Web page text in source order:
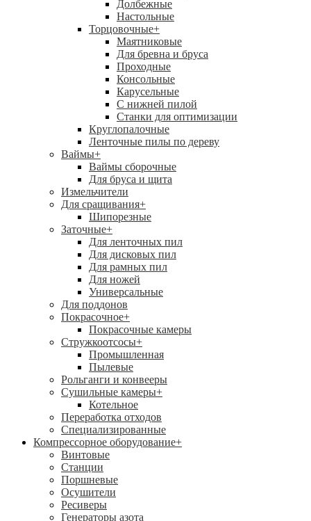
Долбежные
Настольные
Торцовочные+
Маятниковые
Для бревна и бруса
Проходные
Консольные
Карусельные
С нижней пилой
Станки для оптимизации
Круглопалочные
Ленточные пилы по дереву
Ваймы+
Ваймы сборочные
Для бруса и щита
Измельчители
Для сращивания+
Шипорезные
Заточные+
Для ленточных пил
Для дисковых пил
Для рамных пил
Для ножей
Универсальные
Для поддонов
Покрасочное+
Покрасочные камеры
Стружкоотсосы+
Промышленная
Пылевые
Рольганги и конвееры
Сушильные камеры+
Котельное
Переработка отходов
Специализированные
Компрессорное оборудование+
Винтовые
Станции
Поршневые
Осушители
Ресиверы
Генераторы азота